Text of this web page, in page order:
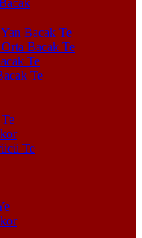
Bacak Te
Bacak Te
Te
Te
Te